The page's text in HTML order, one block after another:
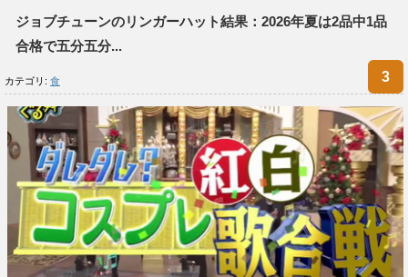
ジョブチューンのリンガーハット結果：2026年夏は2品中1品
合格で五分五分...
カテゴリ: 食